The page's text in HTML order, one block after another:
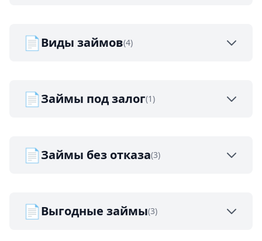
📄Виды займов(4)
📄Займы под залог(1)
📄Займы без отказа(3)
📄Выгодные займы(3)